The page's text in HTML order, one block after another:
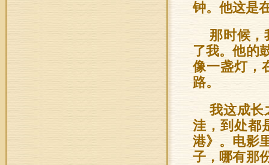
钟。他这是
那时候，
了我。他的
像一盏灯，
路。
我这成长
洼，到处都
港》。电影
子，哪有那